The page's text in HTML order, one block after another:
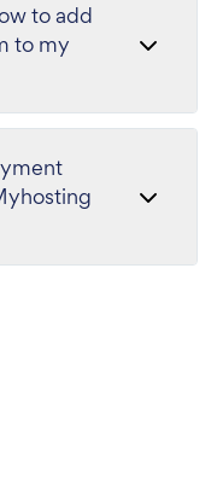
to add
to my